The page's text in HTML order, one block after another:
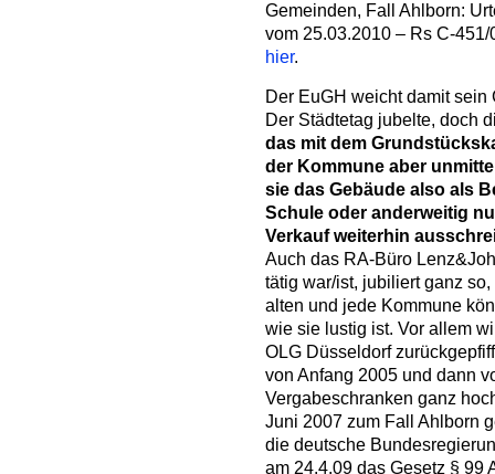
Gemeinden, Fall Ahlborn:
vom 25.03.2010 – Rs C-
hier.
Der EuGH weicht damit
Der Städtetag jubelte, doch
das mit dem
der Kommune aber
sie das Gebäude also als
Schule oder anderweitig
Verkauf weiterhin
Auch das RA-Büro
tätig war/ist, jubiliert ganz
alten und jede Kommune
wie sie lustig ist. Vor allem
OLG Düsseldorf
von Anfang 2005 und dann
Vergabeschranken ganz
Juni 2007 zum Fall Ahlborn
die deutsche
am 24.4.09 das Gesetz § 99